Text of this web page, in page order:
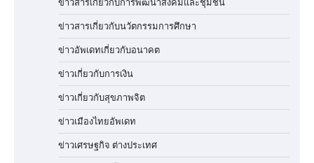
ข่าวสารเกี่ยวกับการพัฒนาสังคมและชุมชน
ข่าวสารเกี่ยวกับนวัตกรรมการศึกษา
ข่าวอัพเดทเกี่ยวกับอนาคต
ข่าวเกี่ยวกับการเงิน
ข่าวเกี่ยวกับสุขภาพจิต
ข่าวเมืองไทยอัพเดท
ข่าวเศรษฐกิจ ต่างประเทศ